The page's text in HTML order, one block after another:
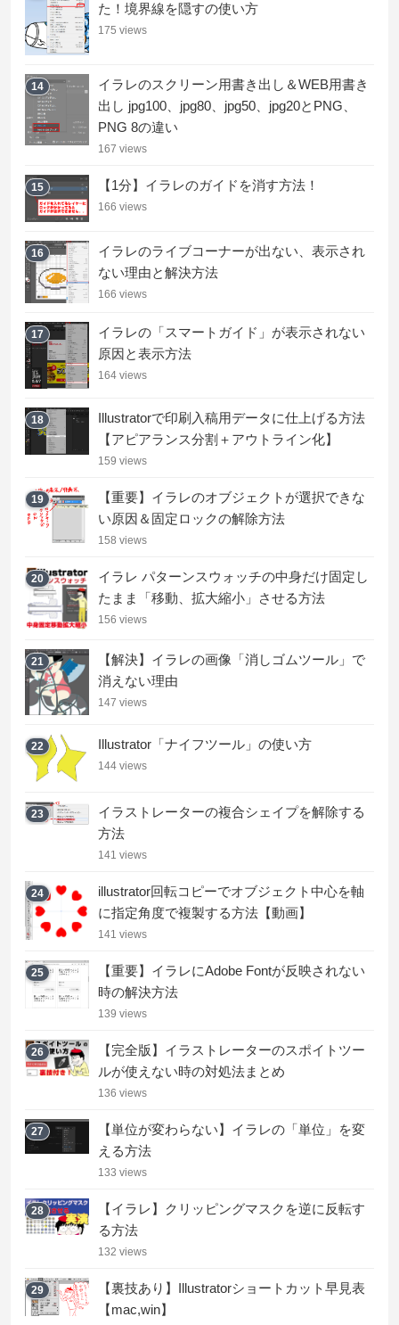
た！境界線を隠すの使い方
175 views
14
イラレのスクリーン用書き出し＆WEB用書き
出し jpg100、jpg80、jpg50、jpg20とPNG、
PNG 8の違い
167 views
15 【1分】イラレのガイドを消す方法！
166 views
16
イラレのライブコーナーが出ない、表示され
ない理由と解決方法
166 views
17
イラレの「スマートガイド」が表示されない
原因と表示方法
164 views
18
Illustratorで印刷入稿用データに仕上げる方法
【アピアランス分割＋アウトライン化】
159 views
19
【重要】イラレのオブジェクトが選択できな
い原因＆固定ロックの解除方法
158 views
20
イラレ パターンスウォッチの中身だけ固定し
たまま「移動、拡大縮小」させる方法
156 views
21
【解決】イラレの画像「消しゴムツール」で
消えない理由
147 views
22 Illustrator「ナイフツール」の使い方
144 views
23
イラストレーターの複合シェイプを解除する
方法
141 views
24
illustrator回転コピーでオブジェクト中心を軸
に指定角度で複製する方法【動画】
141 views
25
【重要】イラレにAdobe Fontが反映されない
時の解決方法
139 views
26
【完全版】イラストレーターのスポイトツー
ルが使えない時の対処法まとめ
136 views
27
【単位が変わらない】イラレの「単位」を変
える方法
133 views
28
【イラレ】クリッピングマスクを逆に反転す
る方法
132 views
29
【裏技あり】Illustratorショートカット早見表
【mac,win】